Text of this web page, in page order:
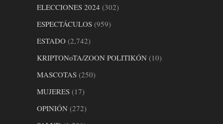
ELECCIONES 2024 (302)
ESPECTÁCULOS (959)
ESTADO (2,742)
KRIPTONoTA/ZOON POLITIKÓN (10)
MASCOTAS (250)
MUJERES (17)
OPINIÓN (272)